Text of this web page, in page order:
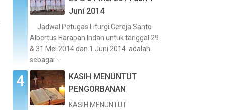
Juni 2014
Jadwal Petugas Liturgi Gereja Santo
Albertus Harapan Indah untuk tanggal 29
& 31 Mei 2014 dan 1 Juni 2014 adalah
sebagai ...
KASIH MENUNTUT
PENGORBANAN
KASIH MENUNTUT